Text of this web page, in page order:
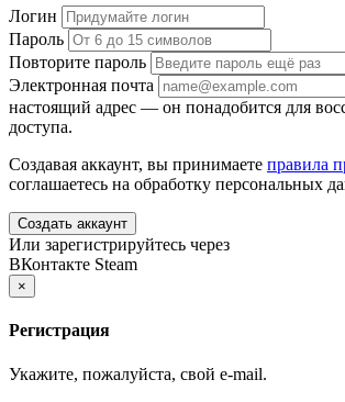
Логин
Пароль
Повторите пароль
Электронная почта
настоящий адрес — он понадобится для
доступа.
Создавая аккаунт, вы принимаете правила
соглашаетесь на обработку персональных
Создать аккаунт
Или зарегистрируйтесь через
ВКонтакте Steam
×
Регистрация
Укажите, пожалуйста, свой e-mail.